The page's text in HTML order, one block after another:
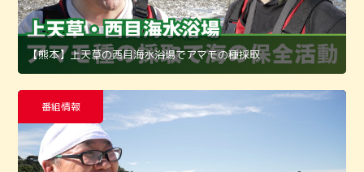
【熊本】上天草の西目海水浴場でアマモの種採取
番組情報